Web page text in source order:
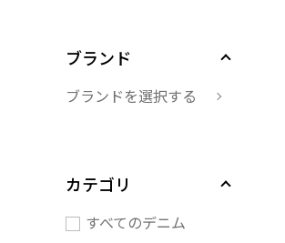
ブランド
ブランドを選択する
カテゴリ
すべてのデニム